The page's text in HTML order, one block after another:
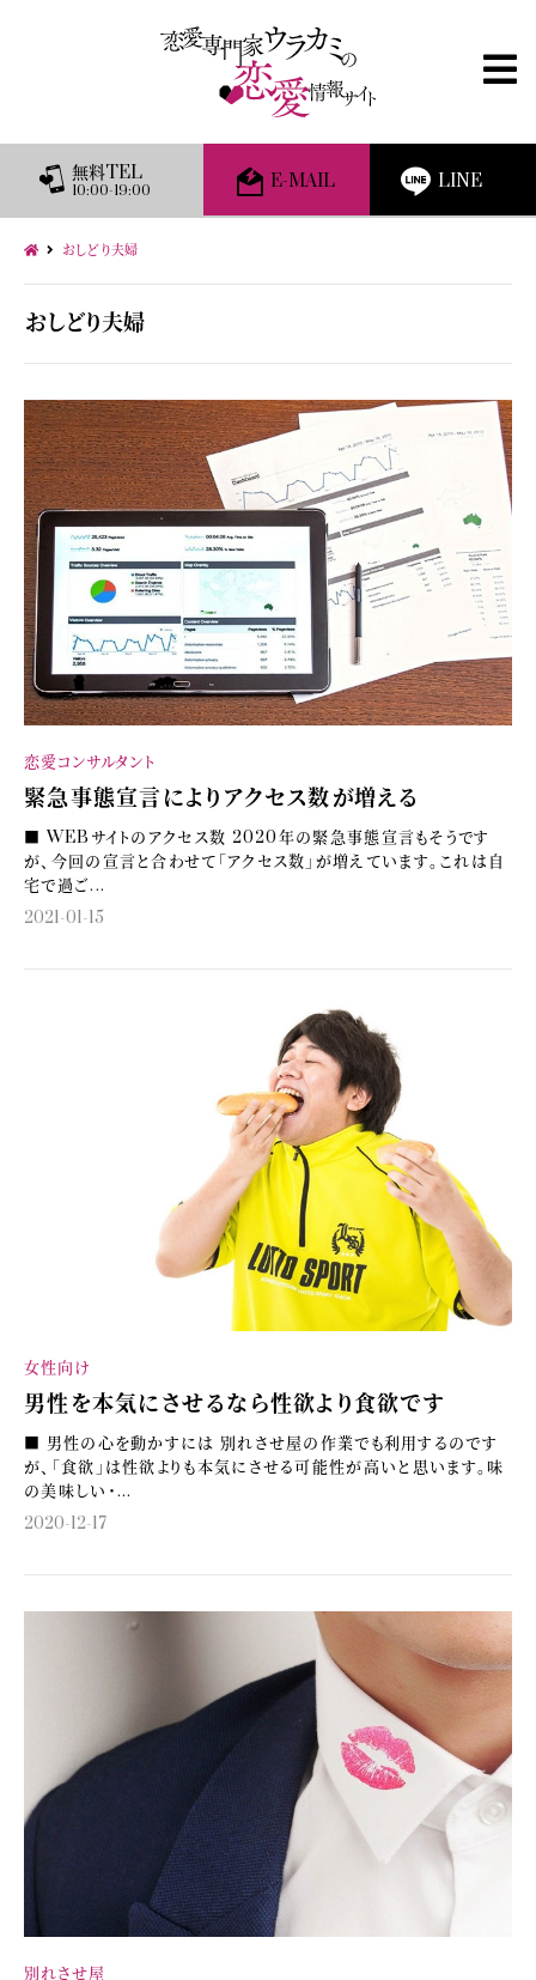
無料TEL
10:00-19:00 E-MAIL LINE
おしどり夫婦
おしどり夫婦
恋愛コンサルタント
緊急事態宣言によりアクセス数が増える
■ WEBサイトのアクセス数 2020年の緊急事態宣言もそうです
が、今回の宣言と合わせて「アクセス数」が増えています。これは自
宅で過ご...
2021-01-15
女性向け
男性を本気にさせるなら性欲より食欲です
■ 男性の心を動かすには 別れさせ屋の作業でも利用するのです
が、「食欲」は性欲よりも本気にさせる可能性が高いと思います。味
の美味しい・...
2020-12-17
別れさせ屋